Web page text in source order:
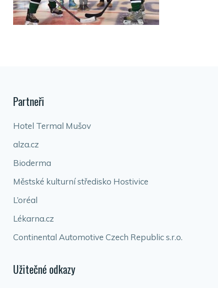
Partneři
Hotel Termal Mušov
alza.cz
Bioderma
Městské kulturní středisko Hostivice
L’oréal
Lékarna.cz
Continental Automotive Czech Republic s.r.o.
Užitečné odkazy